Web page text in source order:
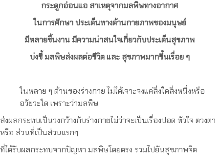
กระดูกอ่อนแอ สาเหตุจากมลพิษทางอากาศ
ในการศึกษา ประเด็นทางด้านกายภาพของมนุษย์
มีหลายชิ้นงาน มีความน่าสนใจเกี่ยวกับประเด็นสุขภาพ
บ่งชี้ มลพิษส่งผลต่อชีวิต และ สุขภาพมากขึ้นเรื่อย ๆ
ในหลาย ๆ ด้านของร่างกาย ไม่ได้เจาะจงแค่สิ่งใดสิ่งหนึ่งหรือ
อวัยวะใด เพราะว่ามลพิษ
ส่งผลกระทบเป็นวงกว้างกับร่างกายไม่ว่าจะเป็นเรื่องปอด หัวใจ ตวงตา
หรือ ส่วนที่เป็นส่วนแรกๆ
ที่ได้รับผลกระทบจากปัญหา มลพิษโดยตรง รวมไปยันสุขภาพจิต